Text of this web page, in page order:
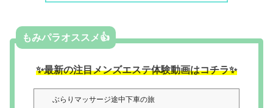
もみパラオススメ👍
✨最新の注目メンズエステ体験動画はコチラ✨
ぶらりマッサージ途中下車の旅